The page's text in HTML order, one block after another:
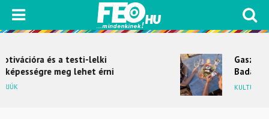
Gasztrohegy upgrade –
Badacsony magasabb sebességbe